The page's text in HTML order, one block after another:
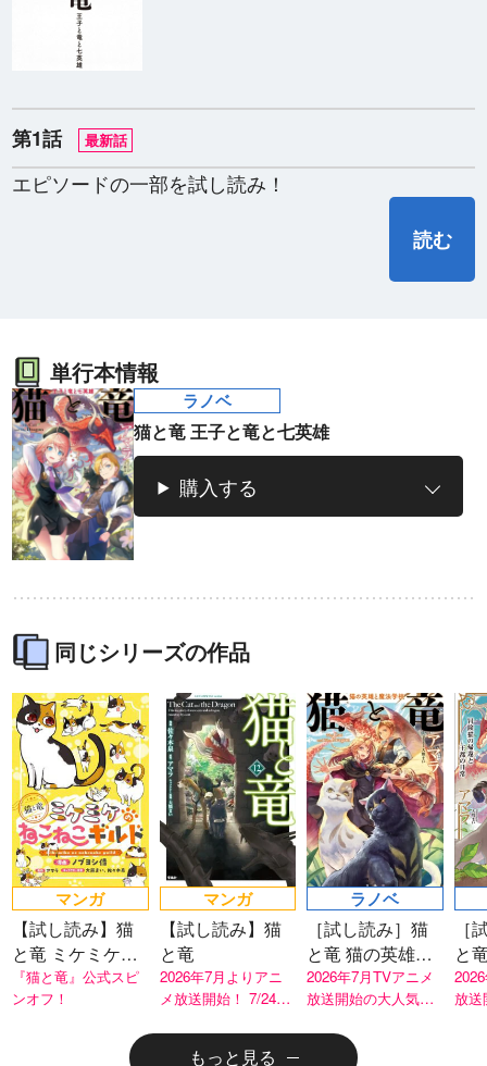
画
2026年秋、TVアニメ
『魔法少女育成計画
restart』放送決定！
太刀掛秀子の名作が
紙で復刊！
好評発売中！
第1話 最新話
エピソードの一部を試し読み！
読む
単行本情報
ラノベ
猫と竜 王子と竜と七英雄
購入する
同じシリーズの作品
マンガ
【試し読み】猫
と竜 ミケミケの
ねこねこギルド
『猫と竜』公式スピ
ンオフ！
マンガ
【試し読み】猫
と竜
2026年7月よりアニ
メ放送開始！ 7/24に
ラノベ
［試し読み］猫
と竜 猫の英雄と
魔法学校
2026年7月TVアニメ
放送開始の大人気シ
［
と
還
放送
もっと見る